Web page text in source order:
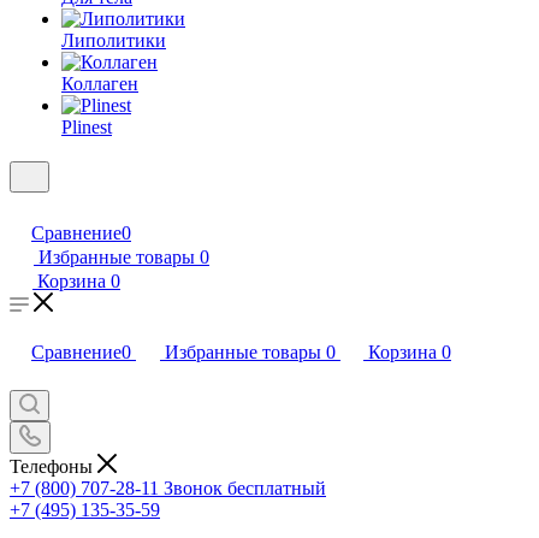
Липолитики
Коллаген
Plinest
Сравнение0
Избранные товары 0
Корзина 0
Сравнение0 Избранные товары 0 Корзина 0
Телефоны
+7 (800) 707-28-11 Звонок бесплатный
+7 (495) 135-35-59